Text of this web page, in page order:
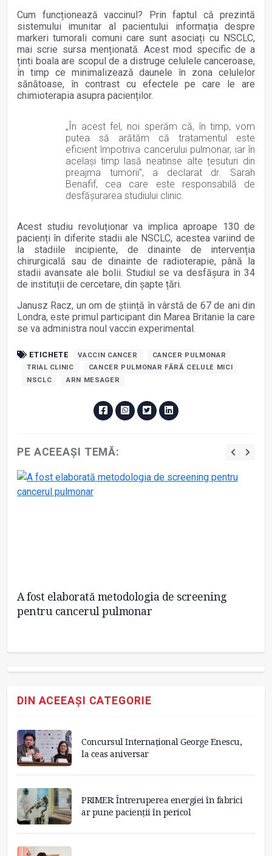
Cum funcționează vaccinul? Prin faptul că prezintă
sistemului imunitar al pacientului informația despre
markeri tumorali comuni care sunt asociați cu NSCLC,
mai scrie sursa menționată. Acest mod specific de a
ținti boala are scopul de a distruge celulele canceroase,
în timp ce minimalizează daunele în zona celulelor
sănătoase, în contrast cu efectele pe care le are
chimioterapia asupra pacienților.
„În acest fel, noi sperăm că, în timp, vom
putea să arătăm că tratamentul este
eficient împotriva cancerului pulmonar, iar în
același timp lasă neatinse alte țesuturi din
preajma tumorii”, a declarat dr. Sarah
Benafif, cea care este responsabilă de
desfășurarea studiului clinic.
Acest studiu revoluționar va implica aproape 130 de
pacienți în diferite stadii ale NSCLC, acestea variind de
la stadiile incipiente, de dinainte de intervenția
chirurgicală sau de dinainte de radioterapie, până la
stadii avansate ale bolii. Studiul se va desfășura în 34
de instituții de cercetare, din șapte țări.
Janusz Racz, un om de știință în vârstă de 67 de ani din
Londra, este primul participant din Marea Britanie la care
se va administra noul vaccin experimental.
ETICHETE VACCIN CANCER
CANCER PULMONAR
TRIAL CLINIC
CANCER PULMONAR FĂRĂ CELULE MICI
NSCLC
ARN MESAGER
PE ACEEAȘI TEMĂ:
A fost elaborată metodologia de screening
pentru cancerul pulmonar
DIN ACEEAȘI CATEGORIE
Concursul Internațional George Enescu,
la ceas aniversar
PRIMER: Întreruperea energiei în fabrici
ar pune pacienții în pericol